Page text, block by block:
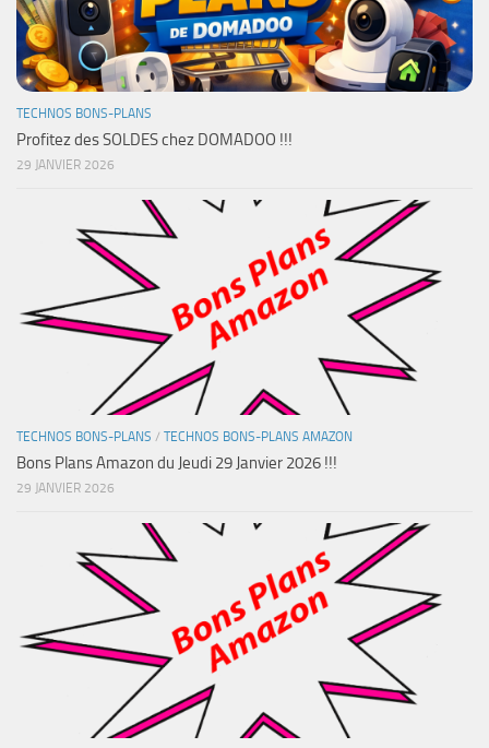
TECHNOS BONS-PLANS
Profitez des SOLDES chez DOMADOO !!!
29 JANVIER 2026
TECHNOS BONS-PLANS / TECHNOS BONS-PLANS AMAZON
Bons Plans Amazon du Jeudi 29 Janvier 2026 !!!
29 JANVIER 2026